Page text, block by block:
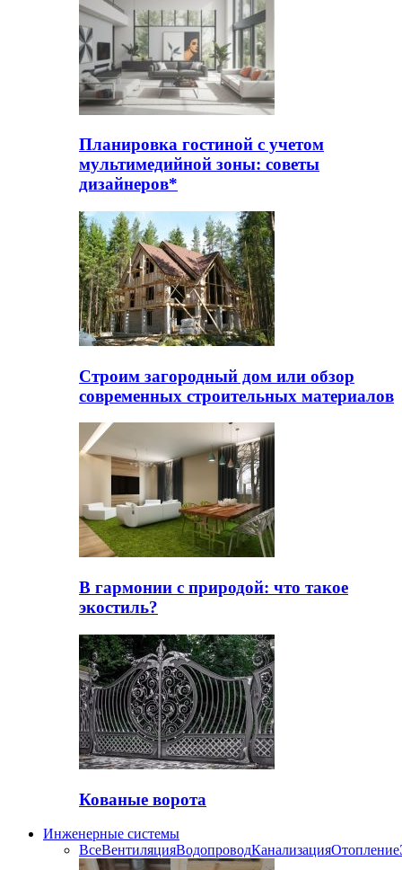
Планировка гостиной с учетом
мультимедийной зоны: советы
дизайнеров*
Строим загородный дом или обзор
современных строительных материалов
В гармонии с природой: что такое
экостиль?
Кованые ворота
Инженерные системы
ВсеВентиляцияВодопроводКанализацияОтопление